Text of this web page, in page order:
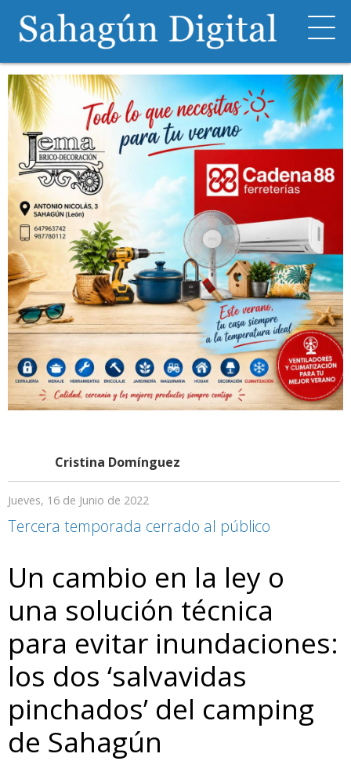
Cristina Domínguez
Jueves, 16 de Junio de 2022
Tercera temporada cerrado al público
Un cambio en la ley o
una solución técnica
para evitar inundaciones:
los dos ‘salvavidas
pinchados’ del camping
de Sahagún